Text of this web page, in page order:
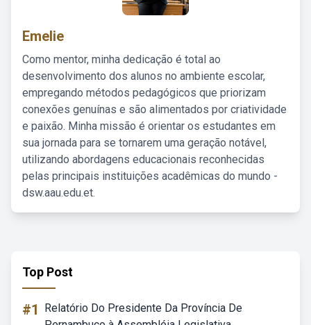
Emelie
Como mentor, minha dedicação é total ao
desenvolvimento dos alunos no ambiente escolar,
empregando métodos pedagógicos que priorizam
conexões genuínas e são alimentados por criatividade
e paixão. Minha missão é orientar os estudantes em
sua jornada para se tornarem uma geração notável,
utilizando abordagens educacionais reconhecidas
pelas principais instituições acadêmicas do mundo -
dsw.aau.edu.et.
Top Post
#1
Relatório Do Presidente Da Província De